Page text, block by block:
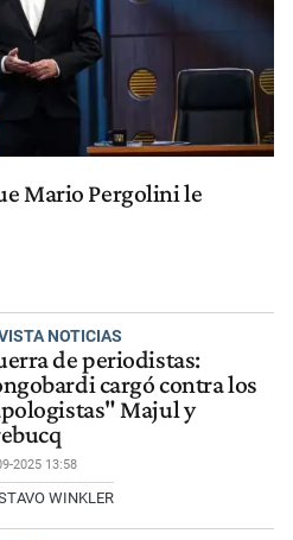
Mario Pergolini le
NOTICIAS
de periodistas:
cargó contra los
Majul y
2025 13:58
WINKLER